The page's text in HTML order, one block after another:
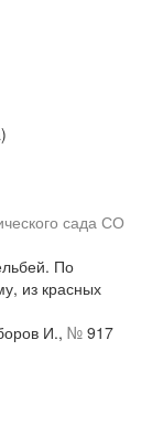
сада СО
По
из красных
И., № 917